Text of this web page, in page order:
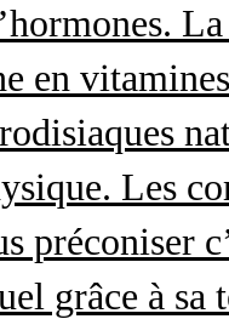
en
Les
préconiser
grâce à sa